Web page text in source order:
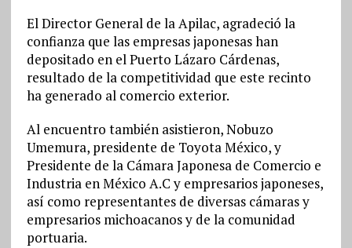
El Director General de la Apilac, agradeció la
confianza que las empresas japonesas han
depositado en el Puerto Lázaro Cárdenas,
resultado de la competitividad que este recinto
ha generado al comercio exterior.
Al encuentro también asistieron, Nobuzo
Umemura, presidente de Toyota México, y
Presidente de la Cámara Japonesa de Comercio e
Industria en México A.C y empresarios japoneses,
así como representantes de diversas cámaras y
empresarios michoacanos y de la comunidad
portuaria.